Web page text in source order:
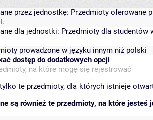
przez jednostkę: Przedmioty oferowane
dla jednostki: Przedmioty dla studentów
prowadzone w języku innym niż polski
dostęp do dodatkowych opcji
na które mogę się rejestrować
te przedmioty, dla których istnieje
są również te przedmioty, na które jesteś